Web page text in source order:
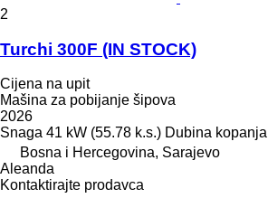
2
Turchi 300F (IN STOCK)
Cijena na upit
Mašina za pobijanje šipova
2026
Snaga 41 kW (55.78 k.s.) Dubina kopanja
Bosna i Hercegovina, Sarajevo
Aleanda
Kontaktirajte prodavca